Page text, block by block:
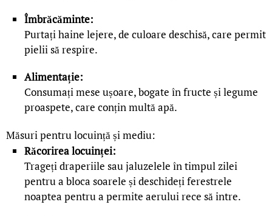
Îmbrăcăminte:
Purtați haine lejere, de culoare deschisă, care permit
pielii să respire.
Alimentație:
Consumați mese ușoare, bogate în fructe și legume
proaspete, care conțin multă apă.
Măsuri pentru locuință și mediu:
Răcorirea locuinței:
Trageți draperiile sau jaluzelele în timpul zilei
pentru a bloca soarele și deschideți ferestrele
noaptea pentru a permite aerului rece să intre.